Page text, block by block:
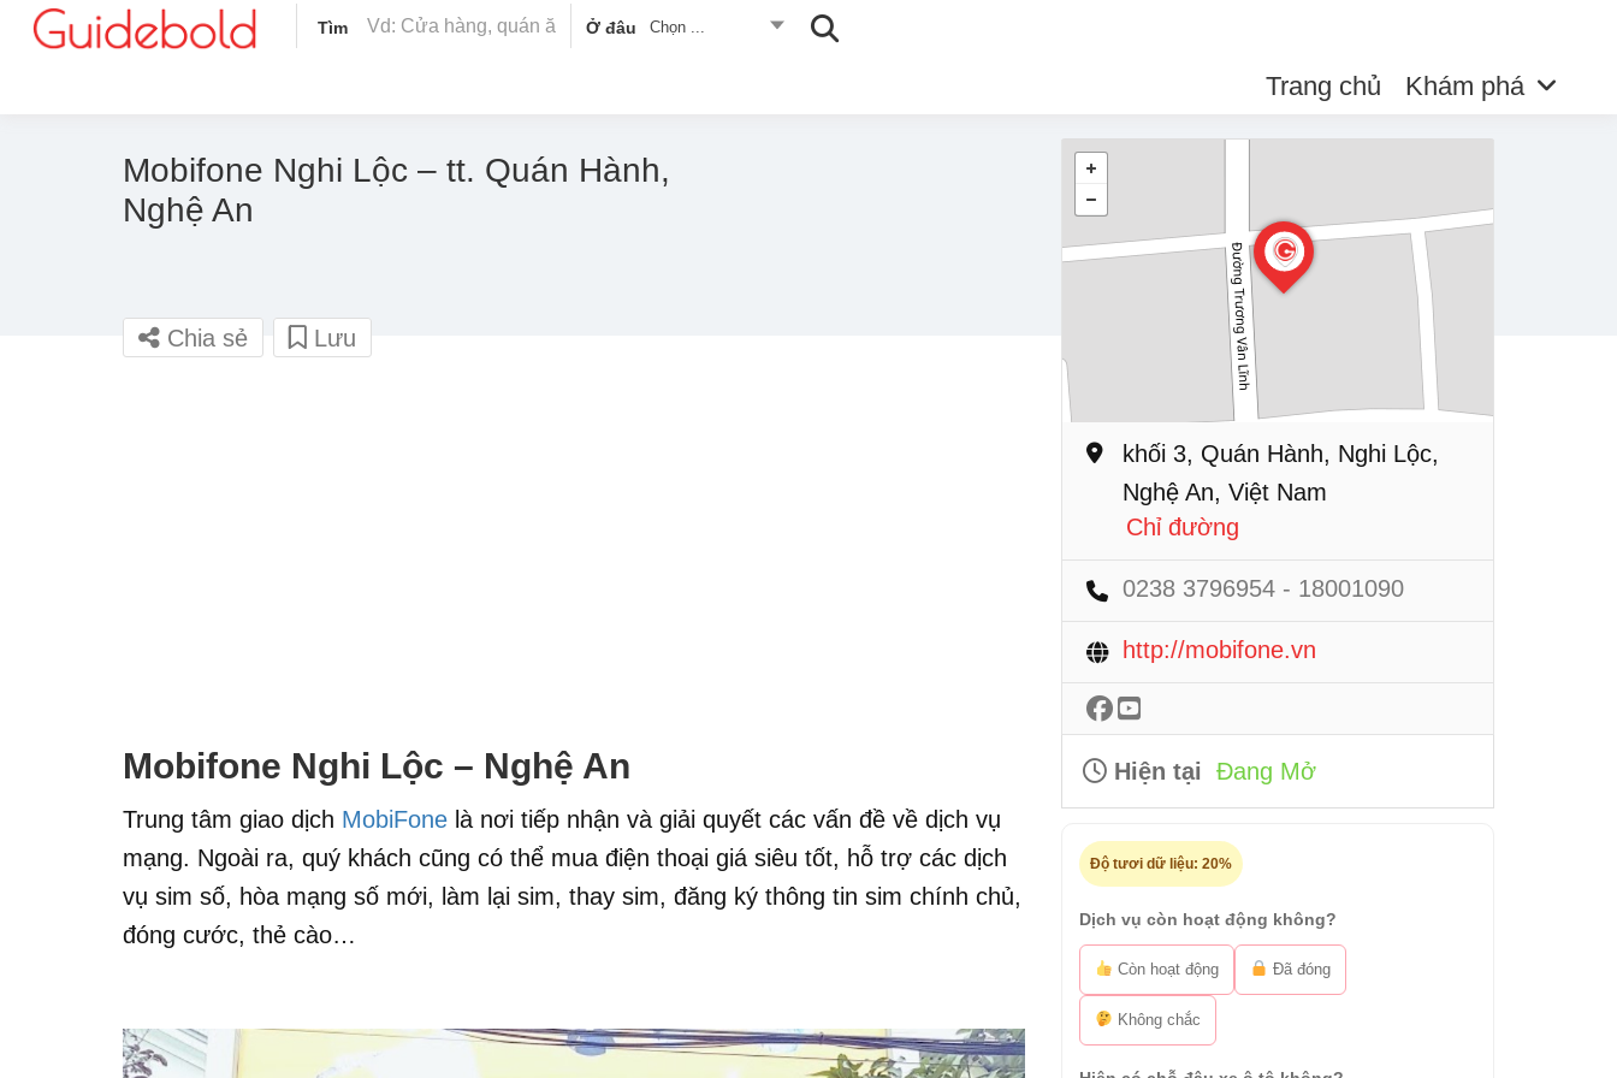
Tìm Ở đâu Chọn ...
Trang chủ Khám phá
Mobifone Nghi Lộc – tt. Quán Hành,
Nghệ An
Chia sẻ Lưu
Mobifone Nghi Lộc – Nghệ An
Trung tâm giao dịch MobiFone là nơi tiếp nhận và giải quyết các vấn đề về dịch vụ
mạng. Ngoài ra, quý khách cũng có thể mua điện thoại giá siêu tốt, hỗ trợ các dịch
vụ sim số, hòa mạng số mới, làm lại sim, thay sim, đăng ký thông tin sim chính chủ,
đóng cước, thẻ cào…
khối 3, Quán Hành, Nghi Lộc,
Nghệ An, Việt Nam
Chỉ đường
0238 3796954 - 18001090
http://mobifone.vn
Hiện tại Đang Mở
Độ tươi dữ liệu: 20%
Dịch vụ còn hoạt động không?
Còn hoạt động Đã đóng
Không chắc